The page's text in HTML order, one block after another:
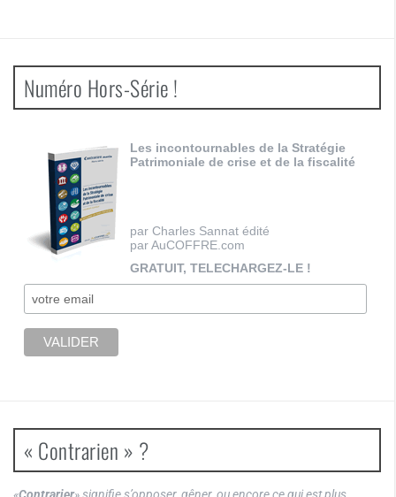
Numéro Hors-Série !
Les incontournables de la Stratégie
Patrimoniale de crise et de la fiscalité
par Charles Sannat édité
par AuCOFFRE.com
GRATUIT, TELECHARGEZ-LE !
« Contrarien » ?